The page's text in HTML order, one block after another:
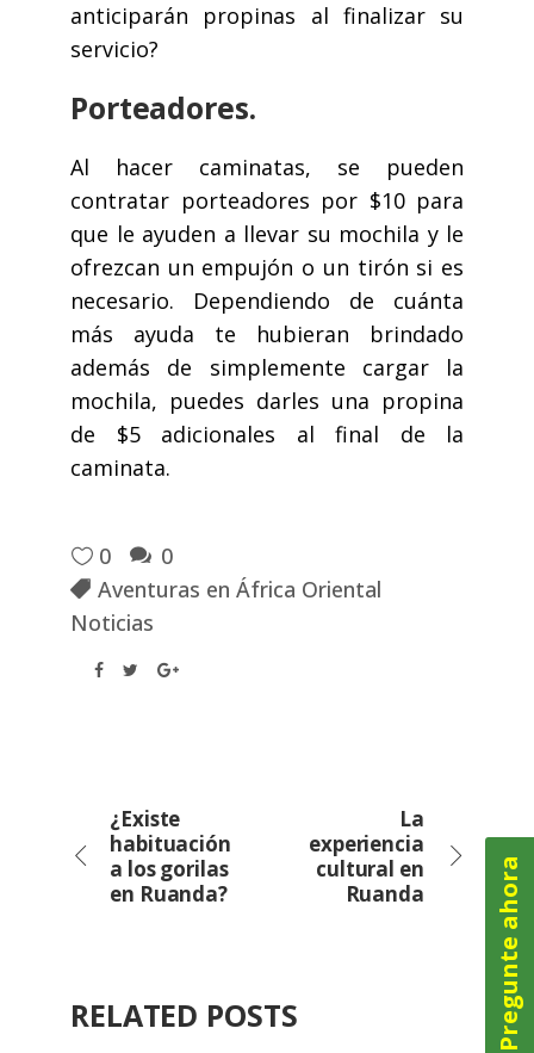
anticiparán propinas al finalizar su
servicio?
Porteadores.
Al hacer caminatas, se pueden
contratar porteadores por $10 para
que le ayuden a llevar su mochila y le
ofrezcan un empujón o un tirón si es
necesario. Dependiendo de cuánta
más ayuda te hubieran brindado
además de simplemente cargar la
mochila, puedes darles una propina
de $5 adicionales al final de la
caminata.
0
0
Aventuras en África Oriental
Noticias
¿Existe
habituación
a los gorilas
en Ruanda?
La
experiencia
cultural en
Ruanda
RELATED POSTS Pregunte ahora